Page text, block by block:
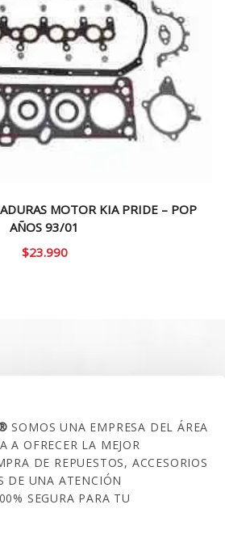
MOTOR KIA PRIDE – POP
AÑOS 93/01
$23.990
SOMOS UNA EMPRESA DEL ÁREA
A OFRECER LA MEJOR
DE REPUESTOS, ACCESORIOS
DE UNA ATENCIÓN
SEGURA PARA TU